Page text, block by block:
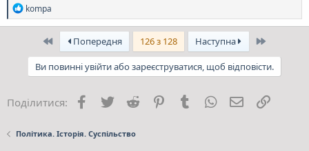
Р
е
а
kompa
ПершийПопередня 126 з 128 Наступна Останній
Ви повинні увійти або зареєструватися, щоб відповісти.
Поділитися: Facebook
Twitter Reddit PinterestTumblrWhatsApp
E-mail
Політика. Історія. Суспільство